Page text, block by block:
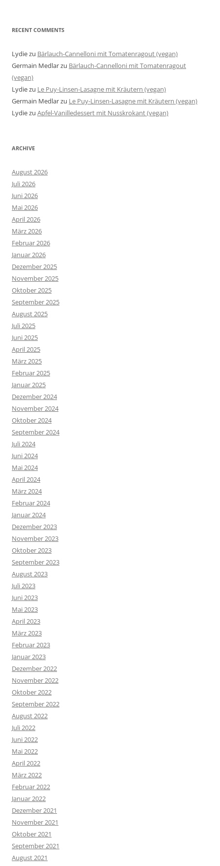
RECENT COMMENTS
Lydiezu Bärlauch-Cannelloni mit Tomatenragout (vegan)
Germain Medlarzu Bärlauch-Cannelloni mit Tomatenragout
(vegan)
Lydiezu Le Puy-Linsen-Lasagne mit Kräutern (vegan)
Germain Medlarzu Le Puy-Linsen-Lasagne mit Kräutern (vegan)
Lydiezu Apfel-Vanilledessert mit Nusskrokant (vegan)
ARCHIVE
August 2026
Juli 2026
Juni 2026
Mai 2026
April 2026
März 2026
Februar 2026
Januar 2026
Dezember 2025
November 2025
Oktober 2025
September 2025
August 2025
Juli 2025
Juni 2025
April 2025
März 2025
Februar 2025
Januar 2025
Dezember 2024
November 2024
Oktober 2024
September 2024
Juli 2024
Juni 2024
Mai 2024
April 2024
März 2024
Februar 2024
Januar 2024
Dezember 2023
November 2023
Oktober 2023
September 2023
August 2023
Juli 2023
Juni 2023
Mai 2023
April 2023
März 2023
Februar 2023
Januar 2023
Dezember 2022
November 2022
Oktober 2022
September 2022
August 2022
Juli 2022
Juni 2022
Mai 2022
April 2022
März 2022
Februar 2022
Januar 2022
Dezember 2021
November 2021
Oktober 2021
September 2021
August 2021